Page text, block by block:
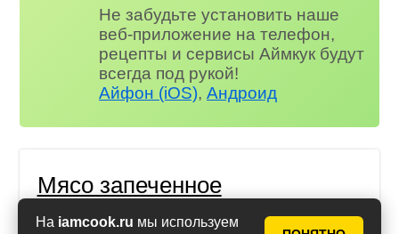
На iamcook.ru мы используем
Не забудьте установить наше
веб-приложение на телефон,
рецепты и сервисы Аймкук будут
всегда под рукой!
Айфон (iOS),Андроид
Мясо запеченное